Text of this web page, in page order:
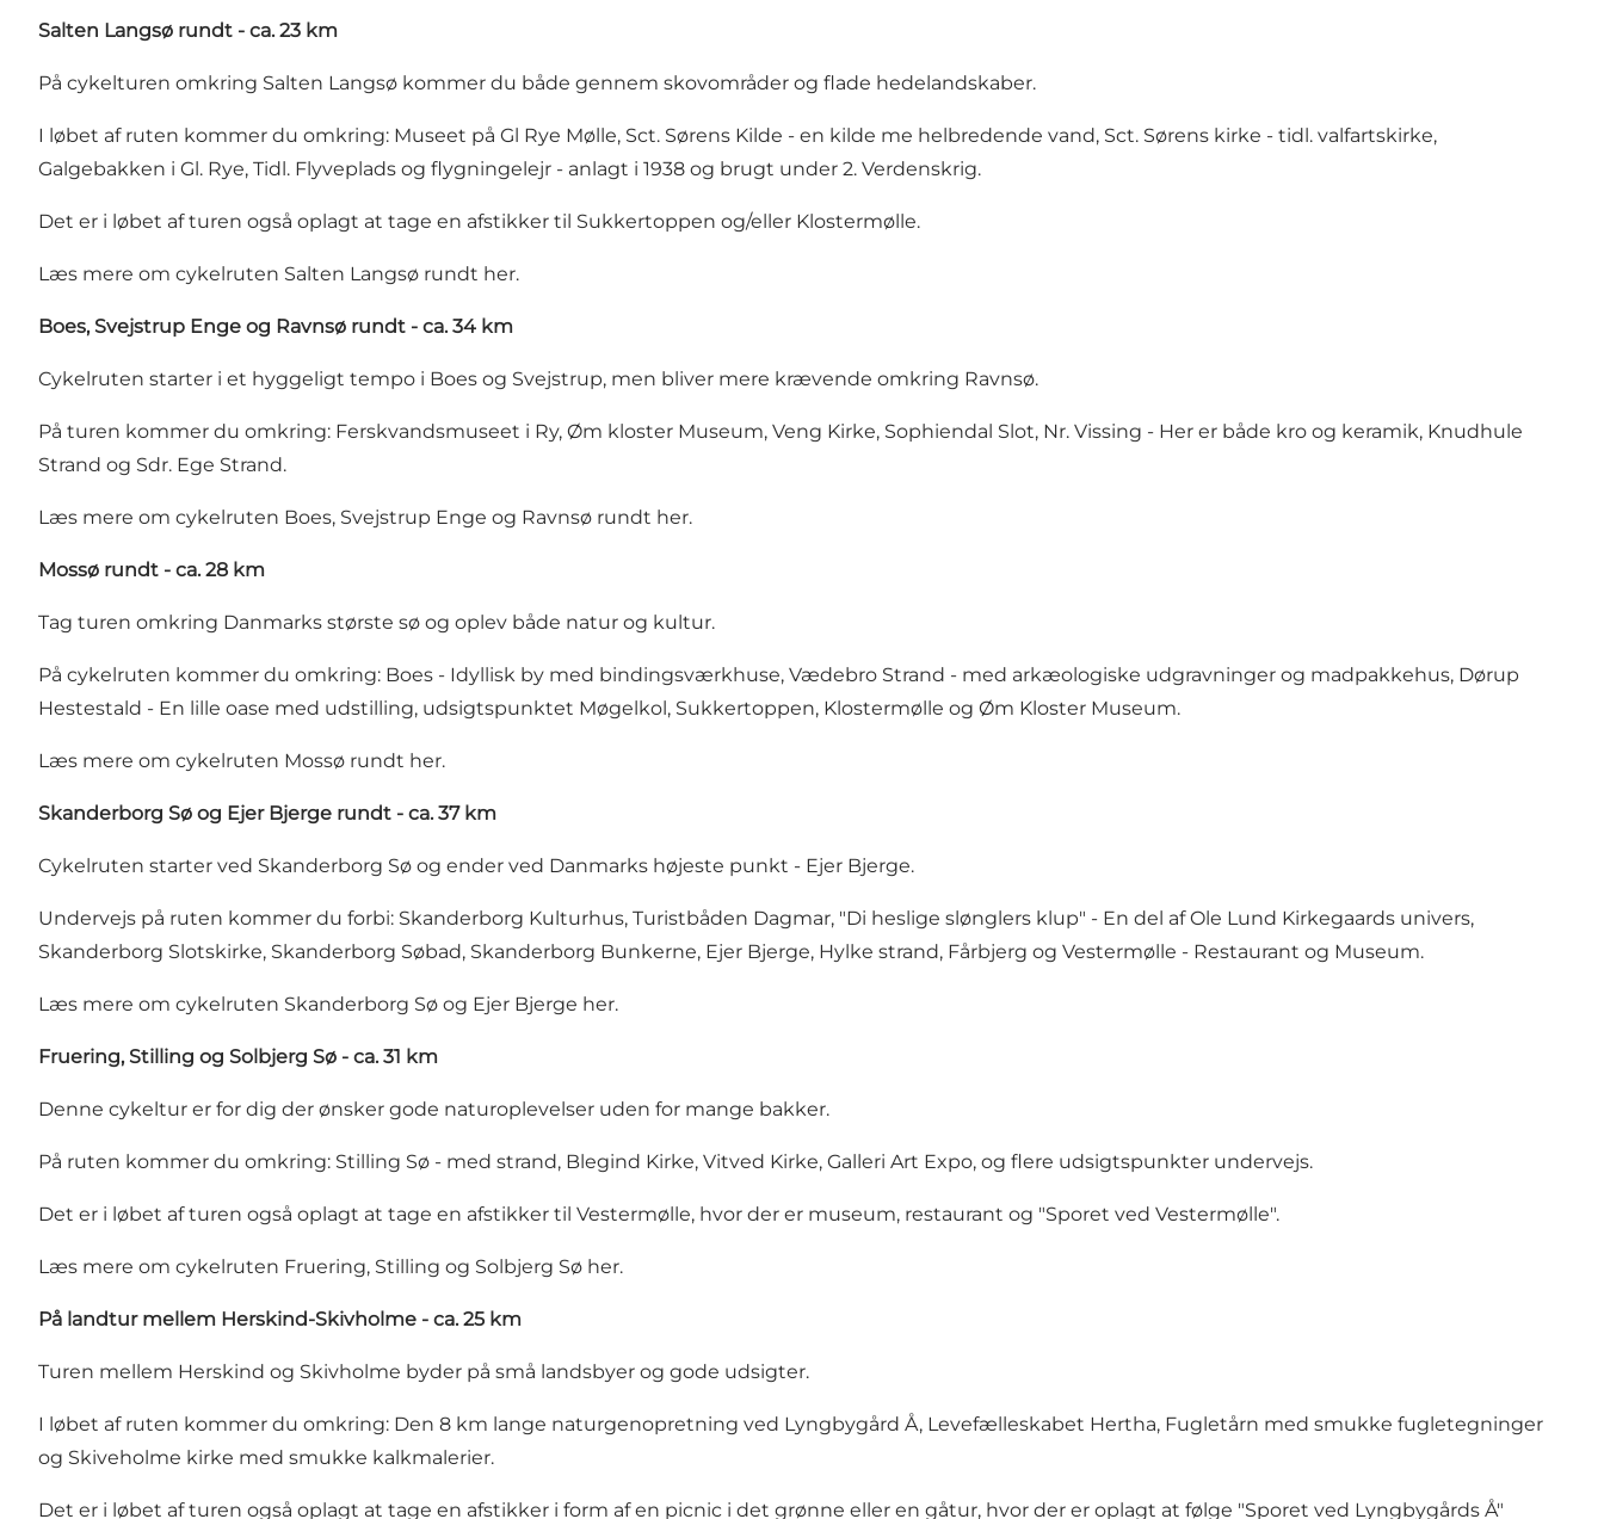
Salten Langsø rundt - ca. 23 km
På cykelturen omkring Salten Langsø kommer du både gennem skovområder og flade hedelandskaber.
I løbet af ruten kommer du omkring: Museet på Gl Rye Mølle, Sct. Sørens Kilde - en kilde me helbredende vand, Sct. Sørens kirke - tidl. valfartskirke,
Galgebakken i Gl. Rye, Tidl. Flyveplads og flygningelejr - anlagt i 1938 og brugt under 2. Verdenskrig.
Det er i løbet af turen også oplagt at tage en afstikker til Sukkertoppen og/eller Klostermølle.
Læs mere om cykelruten Salten Langsø rundt her.
Boes, Svejstrup Enge og Ravnsø rundt - ca. 34 km
Cykelruten starter i et hyggeligt tempo i Boes og Svejstrup, men bliver mere krævende omkring Ravnsø.
På turen kommer du omkring: Ferskvandsmuseet i Ry, Øm kloster Museum, Veng Kirke, Sophiendal Slot, Nr. Vissing - Her er både kro og keramik, Knudhule
Strand og Sdr. Ege Strand.
Læs mere om cykelruten Boes, Svejstrup Enge og Ravnsø rundt her.
Mossø rundt - ca. 28 km
Tag turen omkring Danmarks største sø og oplev både natur og kultur.
På cykelruten kommer du omkring: Boes - Idyllisk by med bindingsværkhuse, Vædebro Strand - med arkæologiske udgravninger og madpakkehus, Dørup
Hestestald - En lille oase med udstilling, udsigtspunktet Møgelkol, Sukkertoppen, Klostermølle og Øm Kloster Museum.
Læs mere om cykelruten Mossø rundt her.
Skanderborg Sø og Ejer Bjerge rundt - ca. 37 km
Cykelruten starter ved Skanderborg Sø og ender ved Danmarks højeste punkt - Ejer Bjerge.
Undervejs på ruten kommer du forbi: Skanderborg Kulturhus, Turistbåden Dagmar, "Di heslige slønglers klup" - En del af Ole Lund Kirkegaards univers,
Skanderborg Slotskirke, Skanderborg Søbad, Skanderborg Bunkerne, Ejer Bjerge, Hylke strand, Fårbjerg og Vestermølle - Restaurant og Museum.
Læs mere om cykelruten Skanderborg Sø og Ejer Bjerge her.
Fruering, Stilling og Solbjerg Sø - ca. 31 km
Denne cykeltur er for dig der ønsker gode naturoplevelser uden for mange bakker.
På ruten kommer du omkring: Stilling Sø - med strand, Blegind Kirke, Vitved Kirke, Galleri Art Expo, og flere udsigtspunkter undervejs.
Det er i løbet af turen også oplagt at tage en afstikker til Vestermølle, hvor der er museum, restaurant og "Sporet ved Vestermølle".
Læs mere om cykelruten Fruering, Stilling og Solbjerg Sø her.
På landtur mellem Herskind-Skivholme - ca. 25 km
Turen mellem Herskind og Skivholme byder på små landsbyer og gode udsigter.
I løbet af ruten kommer du omkring: Den 8 km lange naturgenopretning ved Lyngbygård Å, Levefælleskabet Hertha, Fugletårn med smukke fugletegninger
og Skiveholme kirke med smukke kalkmalerier.
Det er i løbet af turen også oplagt at tage en afstikker i form af en picnic i det grønne eller en gåtur, hvor der er oplagt at følge "Sporet ved Lyngbygårds Å"